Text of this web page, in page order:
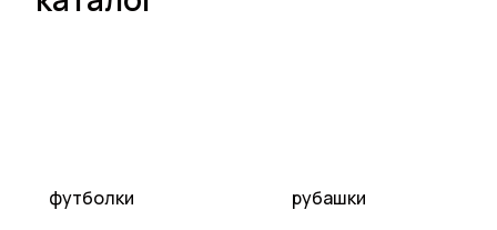
футболки рубашки